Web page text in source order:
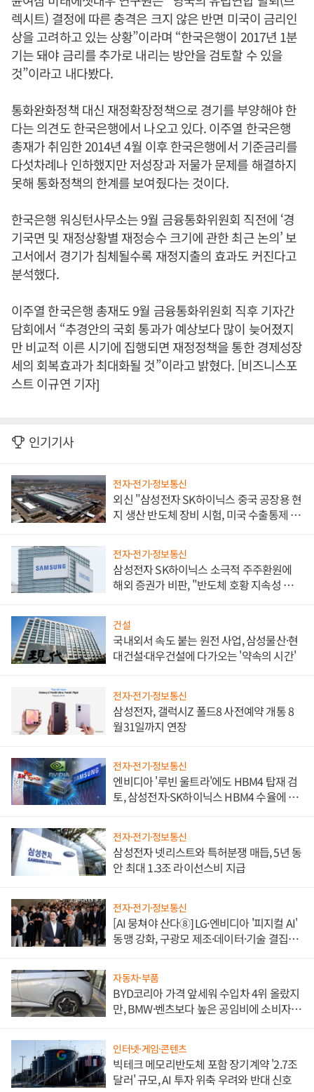
렉시트) 결정에 따른 충격은 크지 않은 반면 미국이 금리인
상을 고려하고 있는 상황”이라며 “한국은행이 2017년 1분
기는 돼야 금리를 추가로 내리는 방안을 검토할 수 있을
것”이라고 내다봤다.
통화완화정책 대신 재정확장정책으로 경기를 부양해야 한
다는 의견도 한국은행에서 나오고 있다. 이주열 한국은행
총재가 취임한 2014년 4월 이후 한국은행에서 기준금리를
다섯차례나 인하했지만 저성장과 저물가 문제를 해결하지
못해 통화정책의 한계를 보여줬다는 것이다.
한국은행 워싱턴사무소는 9월 금융통화위원회 직전에 ‘경
기국면 및 재정상황별 재정승수 크기에 관한 최근 논의’ 보
고서에서 경기가 침체될수록 재정지출의 효과도 커진다고
분석했다.
이주열 한국은행 총재도 9월 금융통화위원회 직후 기자간
담회에서 “추경안의 국회 통과가 예상보다 많이 늦어졌지
만 비교적 이른 시기에 집행되면 재정정책을 통한 경제성장
세의 회복효과가 최대화될 것”이라고 밝혔다. [비즈니스포
스트 이규연 기자]
인기기사
전자·전기·정보통신
외신 "삼성전자 SK하이닉스 중국 공장용 현
지 생산 반도체 장비 시험, 미국 수출통제 대
전자·전기·정보통신
삼성전자 SK하이닉스 소극적 주주환원에
해외 증권가 비판, "반도체 호황 지속성 의
건설
국내외서 속도 붙는 원전 사업, 삼성물산·현
대건설·대우건설에 다가오는 '약속의 시간'
전자·전기·정보통신
삼성전자, 갤럭시Z 폴드8 사전예약 개통 8
월31일까지 연장
전자·전기·정보통신
엔비디아 '루빈 울트라'에도 HBM4 탑재 검
토, 삼성전자·SK하이닉스 HBM4 수율에 주
전자·전기·정보통신
삼성전자 넷리스트와 특허분쟁 매듭, 5년 동
안 최대 1.3조 라이선스비 지급
전자·전기·정보통신
[AI 뭉쳐야 산다⑧] LG·엔비디아 '피지컬 AI'
동맹 강화, 구광모 제조·데이터·기술 결집
자동차·부품
BYD코리아 가격 앞세워 수입차 4위 올랐지
만, BMW·벤츠보다 높은 공임비에 소비자
인터넷·게임·콘텐츠
빅테크 메모리반도체 포함 장기계약 '2.7조
달러' 규모, AI 투자 위축 우려와 반대 신호